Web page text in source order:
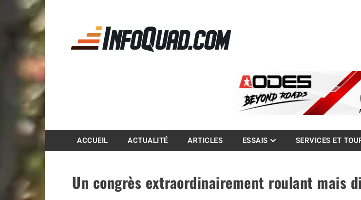
ACCUEIL ACTUALITÉ ARTICLES ESSAIS SERVICES ET
Un congrès extraordinairement roulant